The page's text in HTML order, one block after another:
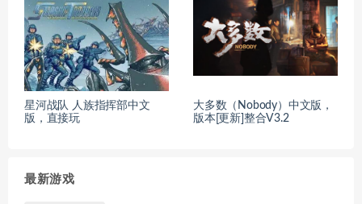
星河战队 人族指挥部中文
版，直接玩
大多数（Nobody）中文版，
版本[更新]整合V3.2
最新游戏